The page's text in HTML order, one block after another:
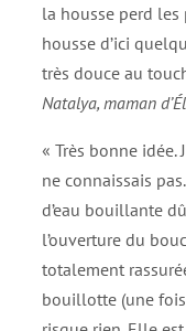
la housse perd les
housse d’ici
très douce au
Natalya, maman
« Très bonne idée.
ne connaissais
d’eau bouillante
l’ouverture du
totalement
bouillotte (une